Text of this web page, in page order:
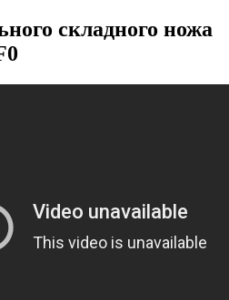
складного ножа